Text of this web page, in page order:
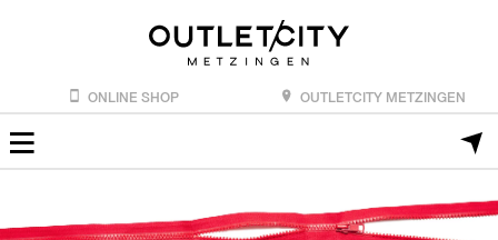
ONLINE SHOP OUTLETCITY METZINGEN